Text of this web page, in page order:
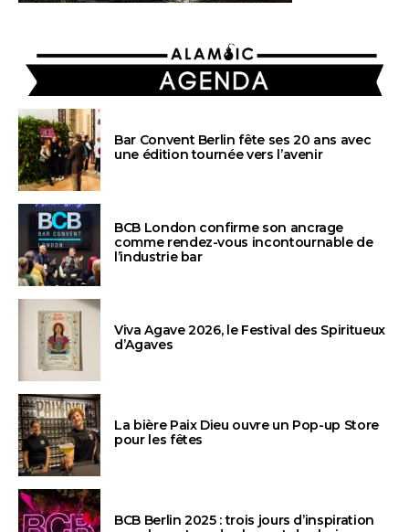
AGENDA
Bar Convent Berlin fête ses 20 ans avec
une édition tournée vers l’avenir
BCB London confirme son ancrage
comme rendez-vous incontournable de
l’industrie bar
Viva Agave 2026, le Festival des Spiritueux
d’Agaves
La bière Paix Dieu ouvre un Pop-up Store
pour les fêtes
BCB Berlin 2025 : trois jours d’inspiration